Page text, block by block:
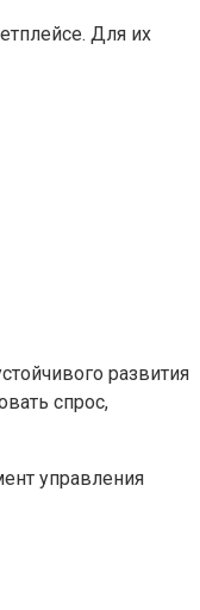
Для их
развития
спрос,
управления